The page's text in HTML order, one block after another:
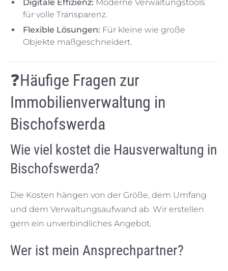
Digitale Effizienz: Moderne Verwaltungstools
für volle Transparenz.
Flexible Lösungen: Für kleine wie große
Objekte maßgeschneidert.
❓Häufige Fragen zur
Immobilienverwaltung in
Bischofswerda
Wie viel kostet die Hausverwaltung in
Bischofswerda?
Die Kosten hängen von der Größe, dem Umfang
und dem Verwaltungsaufwand ab. Wir erstellen
gern ein unverbindliches Angebot.
Wer ist mein Ansprechpartner?